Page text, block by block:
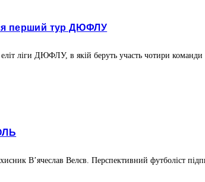
перший тур ДЮФЛУ
ліги ДЮФЛУ, в якій беруть участь чотири команди
В’ячеслав Велєв. Перспективний футболіст